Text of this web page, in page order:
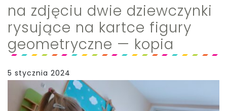
na zdjęciu dwie dziewczynki
rysujące na kartce figury
geometryczne — kopia
5 stycznia 2024